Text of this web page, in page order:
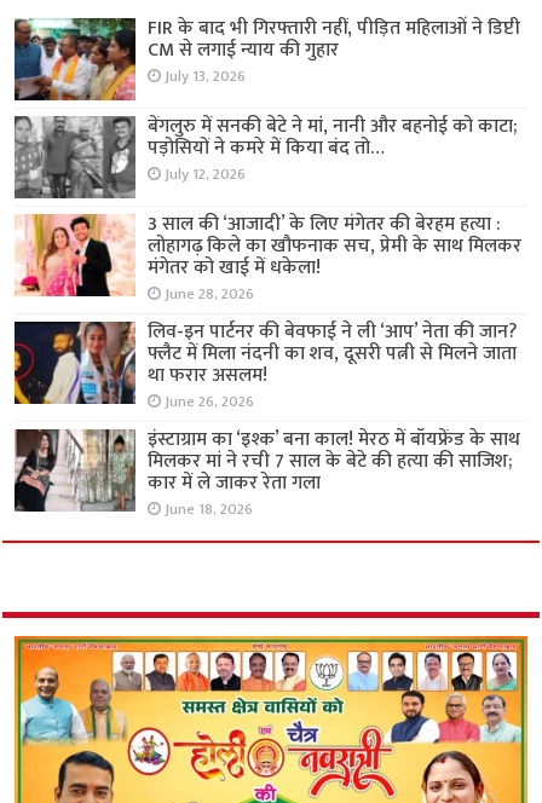
FIR के बाद भी गिरफ्तारी नहीं, पीड़ित महिलाओं ने डिप्टी
CM से लगाई न्याय की गुहार
July 13, 2026
बेंगलुरु में सनकी बेटे ने मां, नानी और बहनोई को काटा;
पड़ोसियों ने कमरे में किया बंद तो…
July 12, 2026
3 साल की ‘आजादी’ के लिए मंगेतर की बेरहम हत्या :
लोहागढ़ किले का खौफनाक सच, प्रेमी के साथ मिलकर
मंगेतर को खाई में धकेला!
June 28, 2026
लिव-इन पार्टनर की बेवफाई ने ली ‘आप’ नेता की जान?
फ्लैट में मिला नंदनी का शव, दूसरी पत्नी से मिलने जाता
था फरार असलम!
June 26, 2026
इंस्टाग्राम का ‘इश्क’ बना काल! मेरठ में बॉयफ्रेंड के साथ
मिलकर मां ने रची 7 साल के बेटे की हत्या की साजिश;
कार में ले जाकर रेता गला
June 18, 2026